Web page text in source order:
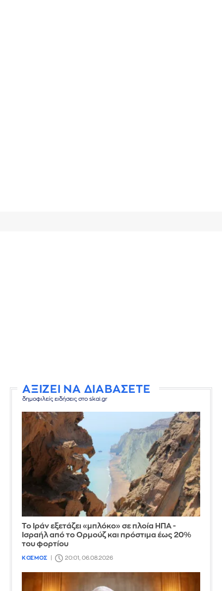
ΑΞΙΖΕΙ ΝΑ ΔΙΑΒΑΣΕΤΕ
δημοφιλείς ειδήσεις στο skai.gr
Το Ιράν εξετάζει «μπλόκο» σε πλοία ΗΠΑ -
Ισραήλ από το Ορμούζ και πρόστιμα έως 20%
του φορτίου
ΚΟΣΜΟΣ 20:01, 06.08.2026